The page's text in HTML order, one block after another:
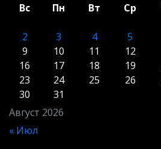
Август 2026
Вс Пн Вт Ср
2
3 4 5
9
10 11 12
16
17 18 19
23
24 25 26
30
31
« Июл